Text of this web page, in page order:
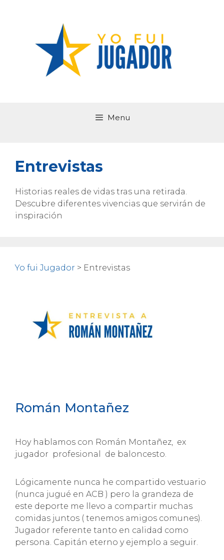
Menu
Entrevistas
Historias reales de vidas tras una retirada.
Descubre diferentes vivencias que servirán de
inspiración
Yo fui Jugador > Entrevistas
Román Montañez
Hoy hablamos con Román Montañez, ex
jugador profesional de baloncesto.
Lógicamente nunca he compartido vestuario
(nunca jugué en ACB ) pero la grandeza de
este deporte me llevo a compartir muchas
comidas juntos ( tenemos amigos comunes).
Jugador referente tanto en calidad como
persona. Capitán eterno y ejemplo a seguir.